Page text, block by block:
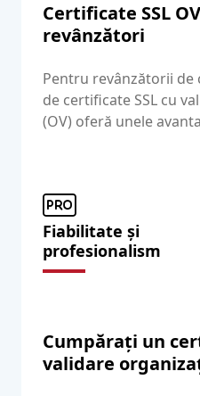
Certificate SSL
revânzători
Pentru revânzătorii de
de certificate SSL cu
(OV) oferă unele
Fiabilitate și
profesionalism
Cumpărați un
validare